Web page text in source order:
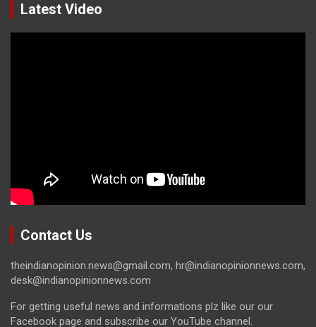
Latest Video
Contact Us
theindianopinion.news@gmail.com, hr@indianopinionnews.com,
desk@indianopinionnews.com
For getting useful news and informations plz like our our
Facebook page and subscribe our YouTube channel.